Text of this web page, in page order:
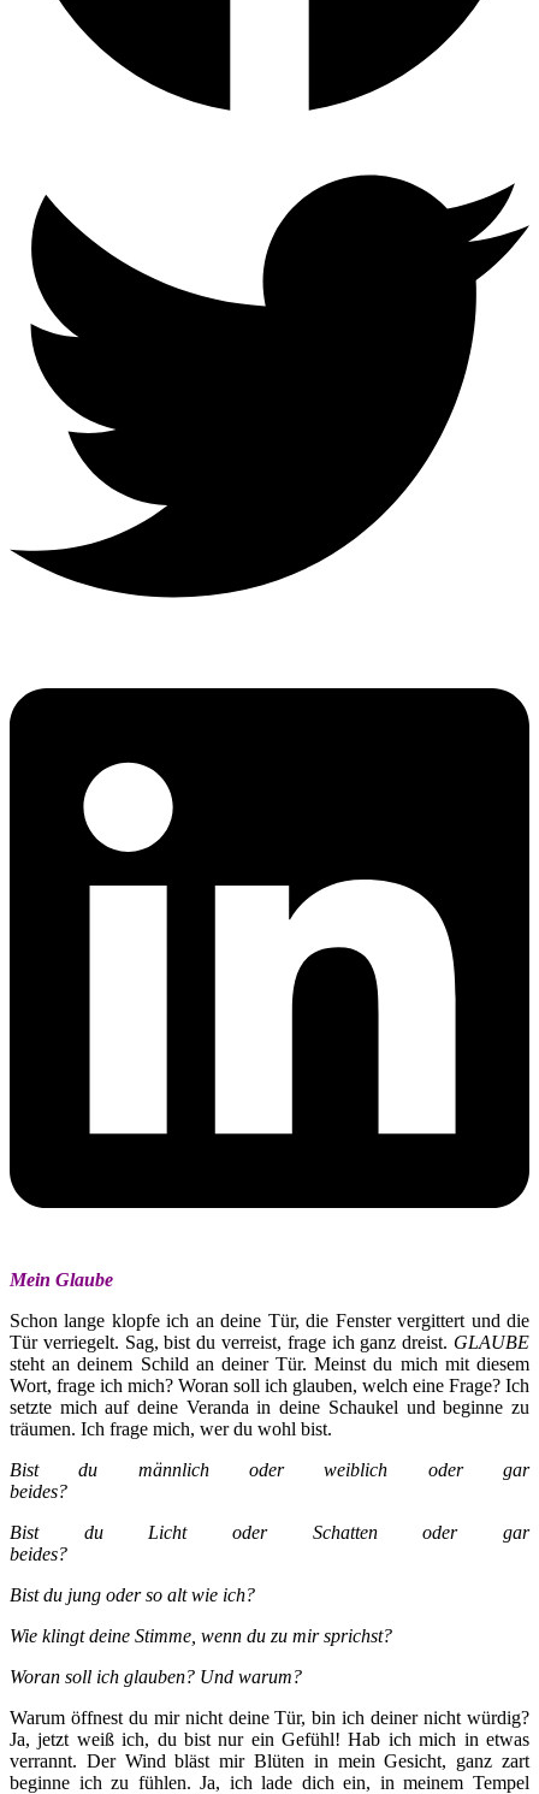
Mein Glaube
Schon lange klopfe ich an deine Tür, die Fenster vergittert und die
Tür verriegelt. Sag, bist du verreist, frage ich ganz dreist. GLAUBE
steht an deinem Schild an deiner Tür. Meinst du mich mit diesem
Wort, frage ich mich? Woran soll ich glauben, welch eine Frage? Ich
setzte mich auf deine Veranda in deine Schaukel und beginne zu
träumen. Ich frage mich, wer du wohl bist.
Bist du männlich oder weiblich oder gar
beides?
Bist du Licht oder Schatten oder gar
Bist du jung oder so alt wie ich?
Wie klingt deine Stimme, wenn du zu mir sprichst?
Woran soll ich glauben? Und warum?
Warum öffnest du mir nicht deine Tür, bin ich deiner nicht würdig?
Ja, jetzt weiß ich, du bist nur ein Gefühl! Hab ich mich in etwas
verrannt. Der Wind bläst mir Blüten in mein Gesicht, ganz zart
beginne ich zu fühlen. Ja, ich lade dich ein, in meinem Tempel